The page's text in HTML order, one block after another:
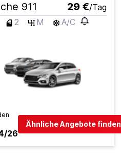
911 29 €/Tag
2 M A/C
26
Ähnliche Angebote finden